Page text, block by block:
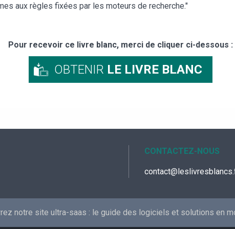
aux règles fixées par les moteurs de recherche."
Pour recevoir ce livre blanc, merci de cliquer ci-dessous :
OBTENIR LE LIVRE BLANC
CONTACTEZ-NOUS
notre site ultra-saas : le guide des logiciels et solutions en